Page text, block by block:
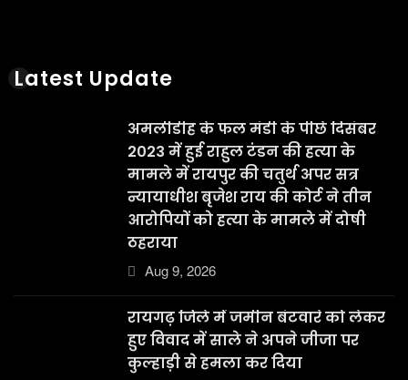
Latest Update
अमलीडीह के फल मंडी के पीछे दिसंबर
2023 में हुई राहुल टंडन की हत्या के
मामले में रायपुर की चतुर्थ अपर सत्र
न्यायाधीश बृजेश राय की कोर्ट ने तीन
आरोपियों को हत्या के मामले में दोषी
ठहराया
Aug 9, 2026
रायगढ़ जिले में जमीन बंटवारे को लेकर
हुए विवाद में साले ने अपने जीजा पर
कुल्हाड़ी से हमला कर दिया